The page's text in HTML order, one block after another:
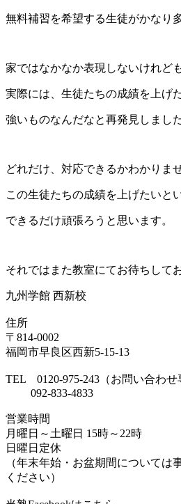
無料補習を希望する生徒がかなり
家ではなかなか表現しないけれども
実際には、生徒たちの成績を上げ
強いものなんだなと再発見しました
どれだけ、対応できるかわかりま
この生徒たちの成績を上げたいと
できるだけ頑張ろうと思います。
それではまた教室にてお待ちして
九州学館 西新校
住所
〒814-0002
福岡市早良区西新5-15-13
TEL 0120-975-243（お問い合わせ
092-833-4833
営業時間
月曜日～土曜日 15時～22時
日曜日定休
（年末年始・お盆期間については
ください）